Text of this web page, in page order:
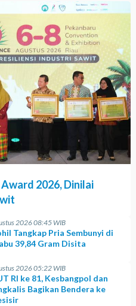
Award 2026, Dinilai
2026 08:45 WIB
Tangkap Pria Sembunyi di
39,84 Gram Disita
2026 05:22 WIB
RI ke 81, Kesbangpol dan
Bagikan Bendera ke